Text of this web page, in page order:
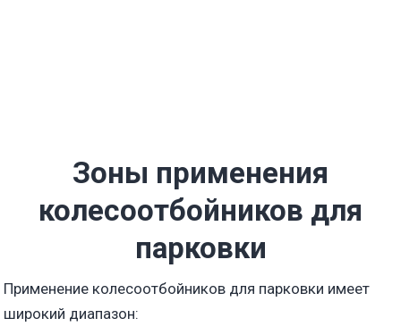
Зоны применения
колесоотбойников для
парковки
Применение колесоотбойников для парковки имеет
широкий диапазон: